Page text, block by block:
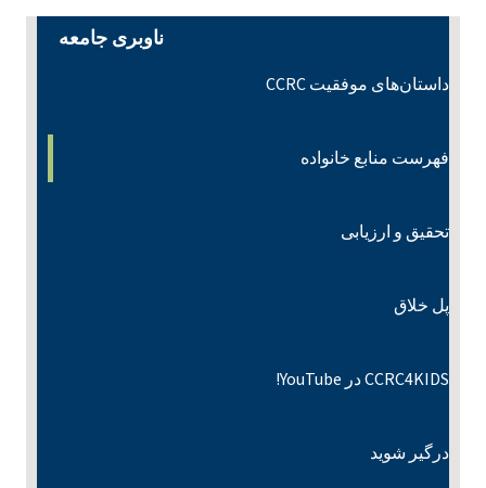
ناوبری جامعه
داستان‌های موفقیت CCRC
فهرست منابع خانواده
تحقیق و ارزیابی
پل خلاق
CCRC4KIDS در YouTube!
درگیر شوید